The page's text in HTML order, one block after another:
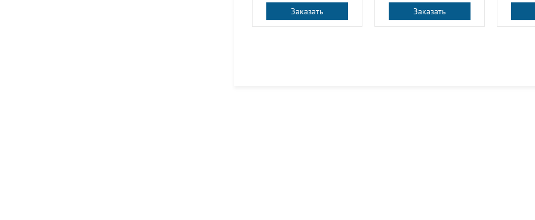
Заказать Заказать